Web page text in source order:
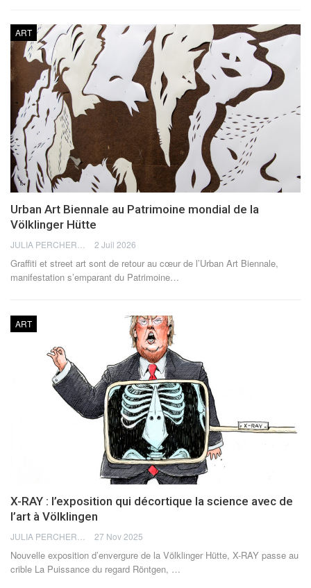
ART
Urban Art Biennale au Patrimoine mondial de la
Völklinger Hütte
2 Juil 2026
Graffiti et street art sont de retour au cœur de l’Urban Art Biennale,
manifestation s’emparant du Patrimoine…
ART
X-RAY : l’exposition qui décortique la science avec de
l’art à Völklingen
27 Nov 2025
Nouvelle exposition d’envergure de la Völklinger Hütte, X-RAY passe au
crible La Puissance du regard Röntgen, …